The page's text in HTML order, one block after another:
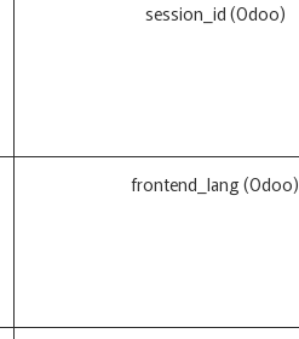
session_id (Odoo)
frontend_lang (Odoo)